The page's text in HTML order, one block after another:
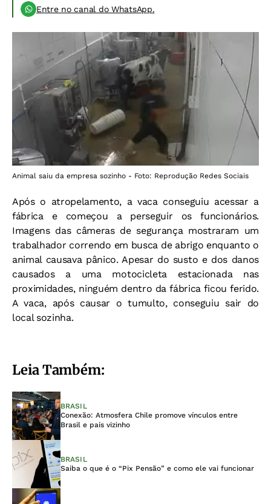
Entre no canal do WhatsApp.
Animal saiu da empresa sozinho - Foto: Reprodução Redes Sociais
Após o atropelamento, a vaca conseguiu acessar a
fábrica e começou a perseguir os funcionários.
Imagens das câmeras de segurança mostraram um
trabalhador correndo em busca de abrigo enquanto o
animal causava pânico. Apesar do susto e dos danos
causados a uma motocicleta estacionada nas
proximidades, ninguém dentro da fábrica ficou ferido.
A vaca, após causar o tumulto, conseguiu sair do
local sozinha.
Leia Também:
BRASIL
Conexão: Atmosfera Chile promove vínculos entre
Brasil e país vizinho
BRASIL
Saiba o que é o “Pix Pensão” e como ele vai funcionar